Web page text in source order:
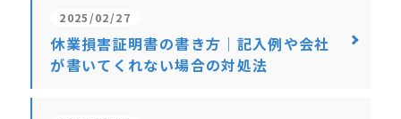
2025/02/27
休業損害証明書の書き方｜記入例や会社
が書いてくれない場合の対処法